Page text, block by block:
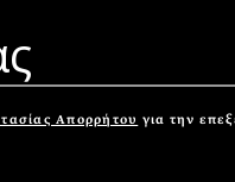
Απορρήτου για την